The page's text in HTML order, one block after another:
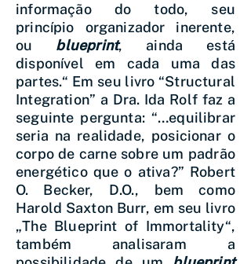
informação do todo, seu
princípio organizador inerente,
ou blueprint, ainda está
disponível em cada uma das
partes.“ Em seu livro “Structural
Integration” a Dra. Ida Rolf faz a
seguinte pergunta: “…equilibrar
seria na realidade, posicionar o
corpo de carne sobre um padrão
energético que o ativa?” Robert
O. Becker, D.O., bem como
Harold Saxton Burr, em seu livro
„The Blueprint of Immortality“,
também analisaram a